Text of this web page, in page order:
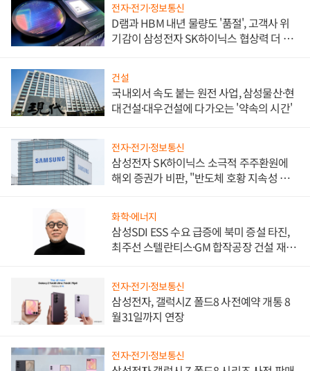
전자·전기·정보통신
D램과 HBM 내년 물량도 '품절', 고객사 위
기감이 삼성전자 SK하이닉스 협상력 더 키
건설
국내외서 속도 붙는 원전 사업, 삼성물산·현
대건설·대우건설에 다가오는 '약속의 시간'
전자·전기·정보통신
삼성전자 SK하이닉스 소극적 주주환원에
해외 증권가 비판, "반도체 호황 지속성 의
화학·에너지
삼성SDI ESS 수요 급증에 북미 증설 타진,
최주선 스텔란티스·GM 합작공장 건설 재추
전자·전기·정보통신
삼성전자, 갤럭시Z 폴드8 사전예약 개통 8
월31일까지 연장
전자·전기·정보통신